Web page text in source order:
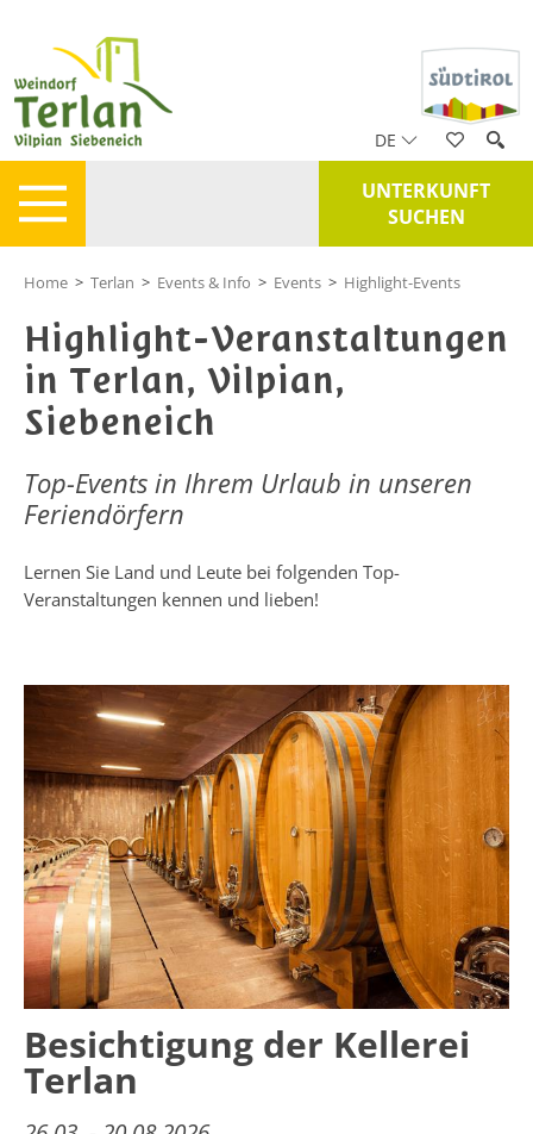
DE
UNTERKUNFT
SUCHEN
Home > Terlan > Events & Info > Events > Highlight-Events
Highlight-Veranstaltungen
in Terlan, Vilpian,
Siebeneich
Top-Events in Ihrem Urlaub in unseren
Feriendörfern
Lernen Sie Land und Leute bei folgenden Top-
Veranstaltungen kennen und lieben!
Besichtigung der Kellerei
Terlan